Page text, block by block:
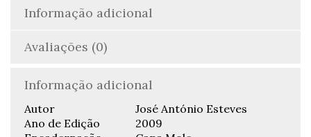
Informação adicional
Avaliações (0)
Informação adicional
Autor
José António Esteves
Ano de Edição
2009